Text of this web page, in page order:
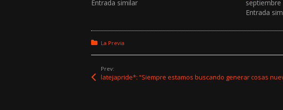
Entrada similar
septiembre
Entrada
Posted in:
La Previa
Prev:
latejapride*: “Siempre estamos buscando generar cosas